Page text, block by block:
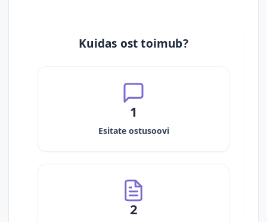
Kuidas ost toimub?
1
Esitate ostusoovi
2